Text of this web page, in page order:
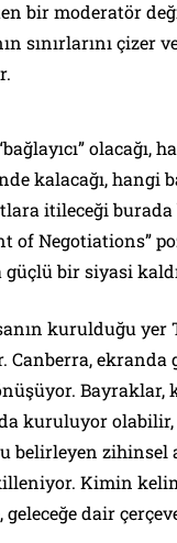
bir moderatör
sınırlarını çizer
olacağı,
kalacağı, hangi
itileceği burada
of Negotiations”
bir siyasi
kurulduğu yer
Canberra, ekranda
Bayraklar,
kuruluyor
belirleyen zihinsel
Kimin
geleceğe dair